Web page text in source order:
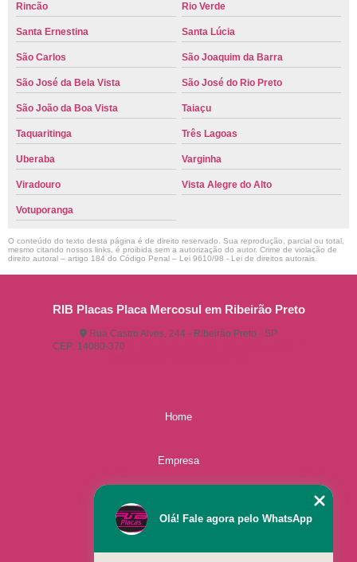
Rincão Rio Verde
Santa Ernestina Santa Lúcia
São Carlos São Joaquim da Barra
São José da Bela Vista São José do Rio Preto
São João da Boa Vista Taiaçu
Taquaritinga Três Lagoas
Uberaba Varginha
Viradouro Vista Alegre do Alto
Votuporanga
O conteúdo do texto desta página é de direito reservado. Sua reprodução, parcial ou total,
mesmo citando nossos links, é proibida sem a autorização do autor. Crime de violação de
direito autoral – artigo 184 do Código Penal – Lei 9610/98 - Lei de direitos autorais
RIB Placas Placa Mercosul em Ribeirão Preto
Rua Castro Alves, 244 - Ribeirão Preto - SP
CEP: 14080-370
Home
Empresa
Olá! Fale agora pelo WhatsApp